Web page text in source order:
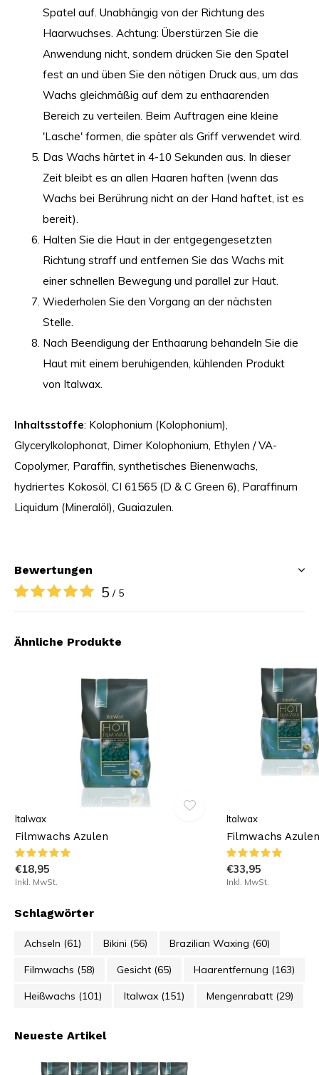
Spatel auf. Unabhängig von der Richtung des
Haarwuchses. Achtung: Überstürzen Sie die
Anwendung nicht, sondern drücken Sie den Spatel
fest an und üben Sie den nötigen Druck aus, um das
Wachs gleichmäßig auf dem zu enthaarenden
Bereich zu verteilen. Beim Auftragen eine kleine
'Lasche' formen, die später als Griff verwendet wird.
Das Wachs härtet in 4-10 Sekunden aus. In dieser
Zeit bleibt es an allen Haaren haften (wenn das
Wachs bei Berührung nicht an der Hand haftet, ist es
bereit).
Halten Sie die Haut in der entgegengesetzten
Richtung straff und entfernen Sie das Wachs mit
einer schnellen Bewegung und parallel zur Haut.
Wiederholen Sie den Vorgang an der nächsten
Stelle.
Nach Beendigung der Enthaarung behandeln Sie die
Haut mit einem beruhigenden, kühlenden Produkt
von Italwax.
Inhaltsstoffe: Kolophonium (Kolophonium),
Glycerylkolophonat, Dimer Kolophonium, Ethylen / VA-
Copolymer, Paraffin, synthetisches Bienenwachs,
hydriertes Kokosöl, CI 61565 (D & C Green 6), Paraffinum
Liquidum (Mineralöl), Guaiazulen.
Bewertungen
5 / 5
Ähnliche Produkte
Italwax
Filmwachs Azulen
€18,95
Inkl. MwSt.
Italwax
Filmwachs
€33,95
Inkl. MwSt.
Schlagwörter
Achseln (61) Bikini (56) Brazilian Waxing (60)
Filmwachs (58) Gesicht (65) Haarentfernung (163)
Heißwachs (101) Italwax (151) Mengenrabatt (29)
Neueste Artikel